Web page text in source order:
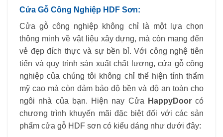
Cửa Gỗ Công Nghiệp HDF Sơn:
Cửa gỗ công nghiệp không chỉ là một lựa chọn
thông minh về vật liệu xây dựng, mà còn mang đến
vẻ đẹp đích thực và sự bền bỉ. Với công nghệ tiên
tiến và quy trình sản xuất chất lượng, cửa gỗ công
nghiệp của chúng tôi không chỉ thể hiện tính thẩm
mỹ cao mà còn đảm bảo độ bền và độ an toàn cho
ngôi nhà của bạn. Hiện nay Cửa
HappyDoorcó
chương trình khuyến mãi đặc biệt đối với các sản
phẩm cửa gỗ HDF sơn có kiểu dáng như dưới đây: